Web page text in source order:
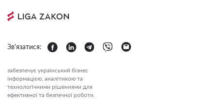
Зв'язатися:
забезпечує український бізнес
інформацією, аналітикою та
технологічними рішеннями для
ефективної та безпечної роботи.